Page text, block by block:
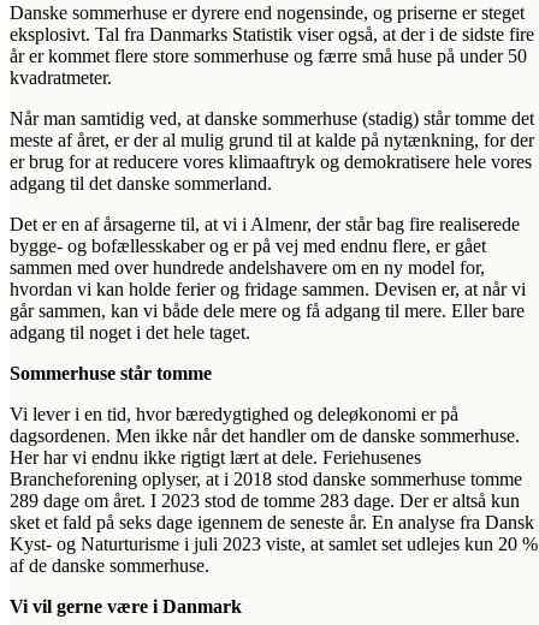
Danske sommerhuse er dyrere end nogensinde, og priserne er steget
eksplosivt. Tal fra Danmarks Statistik viser også, at der i de sidste fire
år er kommet flere store sommerhuse og færre små huse på under 50
kvadratmeter.
Når man samtidig ved, at danske sommerhuse (stadig) står tomme det
meste af året, er der al mulig grund til at kalde på nytænkning, for der
er brug for at reducere vores klimaaftryk og demokratisere hele vores
adgang til det danske sommerland.
Det er en af årsagerne til, at vi i Almenr, der står bag fire realiserede
bygge- og bofællesskaber og er på vej med endnu flere, er gået
sammen med over hundrede andelshavere om en ny model for,
hvordan vi kan holde ferier og fridage sammen. Devisen er, at når vi
går sammen, kan vi både dele mere og få adgang til mere. Eller bare
adgang til noget i det hele taget.
Sommerhuse står tomme
Vi lever i en tid, hvor bæredygtighed og deleøkonomi er på
dagsordenen. Men ikke når det handler om de danske sommerhuse.
Her har vi endnu ikke rigtigt lært at dele. Feriehusenes
Brancheforening oplyser, at i 2018 stod danske sommerhuse tomme
289 dage om året. I 2023 stod de tomme 283 dage. Der er altså kun
sket et fald på seks dage igennem de seneste år. En analyse fra Dansk
Kyst- og Naturturisme i juli 2023 viste, at samlet set udlejes kun 20 %
af de danske sommerhuse.
Vi vil gerne være i Danmark